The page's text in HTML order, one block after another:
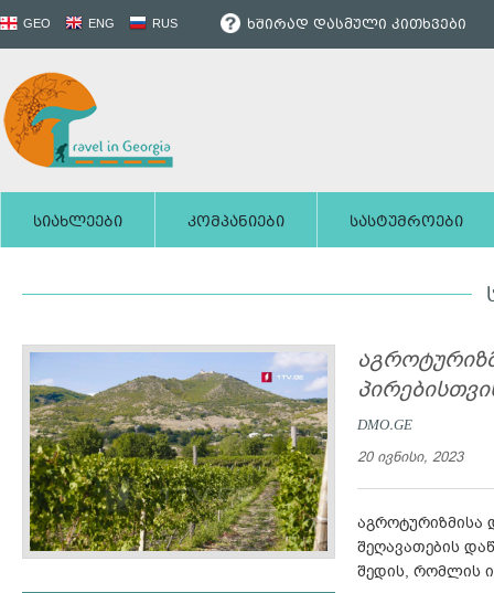
GEO ENG RUS ხშირად დასმული კითხვები
სიახლეები კომპანიები სასტუმროები
DMO.GE
20 ივნისი, 2023
აგროტურიზმისა
შეღავათების
შედის, რომლის